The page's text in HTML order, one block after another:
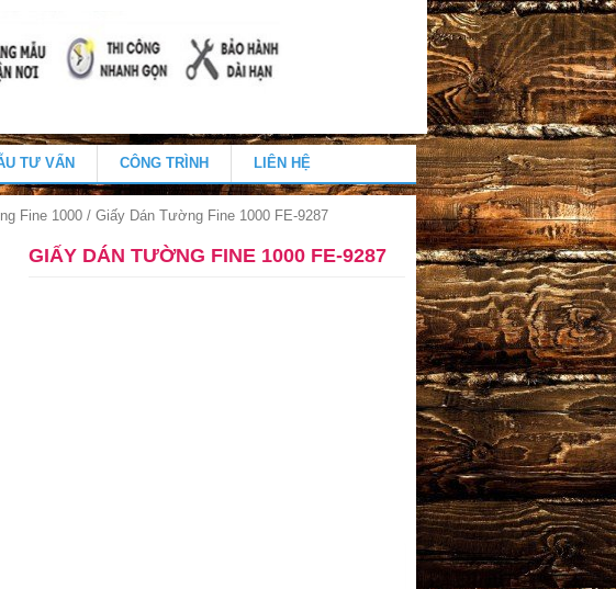
TƯ VẤN CÔNG TRÌNH LIÊN HỆ
Fine 1000 / Giấy Dán Tường Fine 1000 FE-9287
GIẤY DÁN TƯỜNG FINE 1000 FE-9287